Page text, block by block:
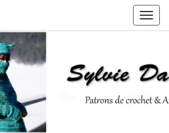
SYLVIE
De
Crochet
Ateliers